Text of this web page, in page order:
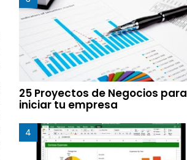
25 Proyectos de Negocios para
iniciar tu empresa